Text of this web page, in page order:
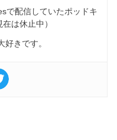
で配信していたポッドキ
は休止中）
きです。